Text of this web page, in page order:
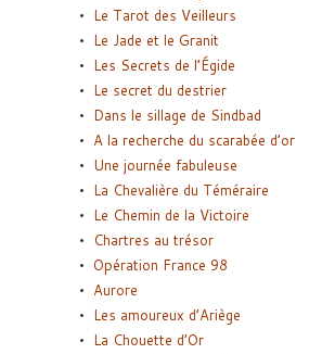
Le Tarot des Veilleurs
Le Jade et le Granit
Les Secrets de l’Égide
Le secret du destrier
Dans le sillage de Sindbad
A la recherche du scarabée d’or
Une journée fabuleuse
La Chevalière du Téméraire
Le Chemin de la Victoire
Chartres au trésor
Opération France 98
Aurore
Les amoureux d’Ariège
La Chouette d’Or